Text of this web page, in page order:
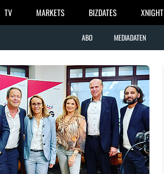
TV MARKETS BIZDATES XNIGHT
ABO MEDIADATEN